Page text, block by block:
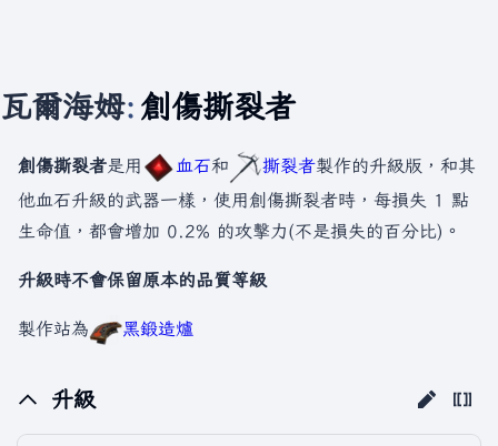
瓦爾海姆: 創傷撕裂者
創傷撕裂者是用 血石和 撕裂者製作的升級版，和其
他血石升級的武器一樣，使用創傷撕裂者時，每損失 1 點
生命值，都會增加 0.2% 的攻擊力(不是損失的百分比)。
升級時不會保留原本的品質等級
製作站為 黑鍛造爐
升級